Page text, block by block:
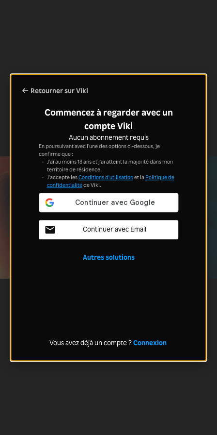
Retourner sur Viki
Commencez à regarder avec un
compte Viki
Aucun abonnement requis
En poursuivant avec l'une des options ci-dessous, je
confirme que :
J'ai au moins 18 ans et j'ai atteint la majorité dans mon
territoire de résidence.
J'accepte lesConditions d'utilisationet la Politique de
confidentialitéde Viki.
Continuer avec Email
Autres solutions
Vous avez déjà un compte ?Connexion